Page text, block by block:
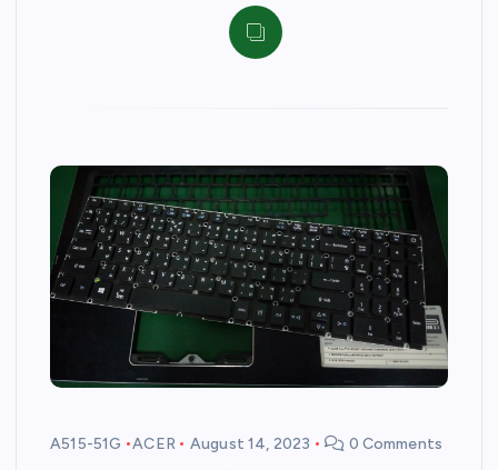
A515-51G ACER August 14, 2023 0 Comments